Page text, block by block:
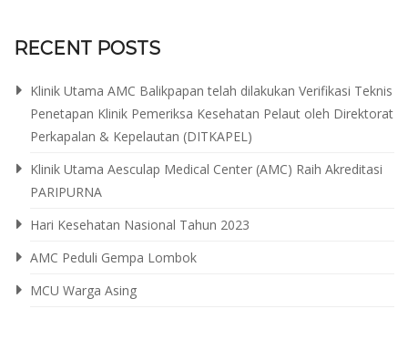
RECENT POSTS
Klinik Utama AMC Balikpapan telah dilakukan Verifikasi Teknis
Penetapan Klinik Pemeriksa Kesehatan Pelaut oleh Direktorat
Perkapalan & Kepelautan (DITKAPEL)
Klinik Utama Aesculap Medical Center (AMC) Raih Akreditasi
PARIPURNA
Hari Kesehatan Nasional Tahun 2023
AMC Peduli Gempa Lombok
MCU Warga Asing